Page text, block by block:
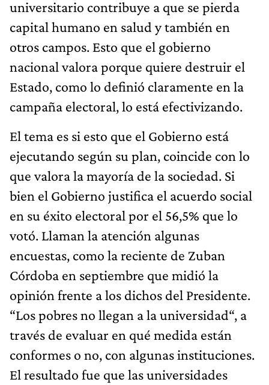
universitario contribuye a que se pierda
capital humano en salud y también en
otros campos. Esto que el gobierno
nacional valora porque quiere destruir el
Estado, como lo definió claramente en la
campaña electoral, lo está efectivizando.
El tema es si esto que el Gobierno está
ejecutando según su plan, coincide con lo
que valora la mayoría de la sociedad. Si
bien el Gobierno justifica el acuerdo social
en su éxito electoral por el 56,5% que lo
votó. Llaman la atención algunas
encuestas, como la reciente de Zuban
Córdoba en septiembre que midió la
opinión frente a los dichos del Presidente.
“Los pobres no llegan a la universidad“, a
través de evaluar en qué medida están
conformes o no, con algunas instituciones.
El resultado fue que las universidades